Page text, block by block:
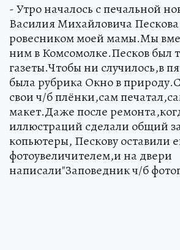
- Утро началось с печальной
Василия Михайловича
ровесником моей мамы.Мы
ним в Комсомолке.Песков был
газеты.Чтобы ни случилось,в
была рубрика Окно в
свои ч/б плёнки,сам
макет.Даже после
иллюстраций сделали общий
копьютеры, Пескову оставили
фотоувеличителем,и на двери
написали"Заповедник ч/б